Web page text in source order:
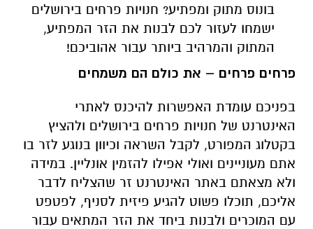
בונוס מתוק ומפתיע? חנויות פרחים בירושלים
ישמחו לעזור לכם לבנות את הזר המפתיע,
המתוק והמרהיב ביותר עבור אהוביכם!
פרחים פרחים – את כולם הם משמחים
בפניכם עומדת האפשרות להיכנס לאתרי
האינטרנט של חנויות פרחים בירושלים ולהציץ
בקטלוג המפורט, לקבל השראה וכיוון בנוגע לזר בו
אתם מעוניינים ואולי אפילו להזמין אונליין. במידה
ולא מצאתם באתר האינטרנט זר שהצליח לדבר
אליכם, תוכלו פשוט להגיע פיזית לסניף, לפטפט
עם המוכרים ולבנות ביחד את הזר המתאים עבור